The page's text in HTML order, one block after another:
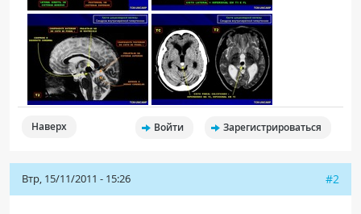
Наверх Войти Зарегистрироваться
Втр, 15/11/2011 - 15:26 #2